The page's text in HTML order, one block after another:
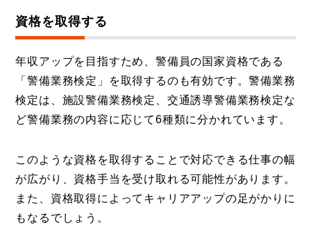
資格を取得する
年収アップを目指すため、警備員の国家資格である
「警備業務検定」を取得するのも有効です。警備業務
検定は、施設警備業務検定、交通誘導警備業務検定な
ど警備業務の内容に応じて6種類に分かれています。
このような資格を取得することで対応できる仕事の幅
が広がり、資格手当を受け取れる可能性があります。
また、資格取得によってキャリアアップの足がかりに
もなるでしょう。